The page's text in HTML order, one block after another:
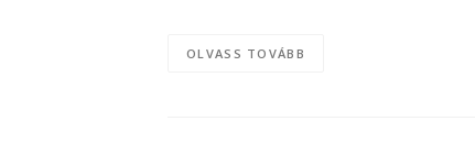
OLVASS TOVÁBB